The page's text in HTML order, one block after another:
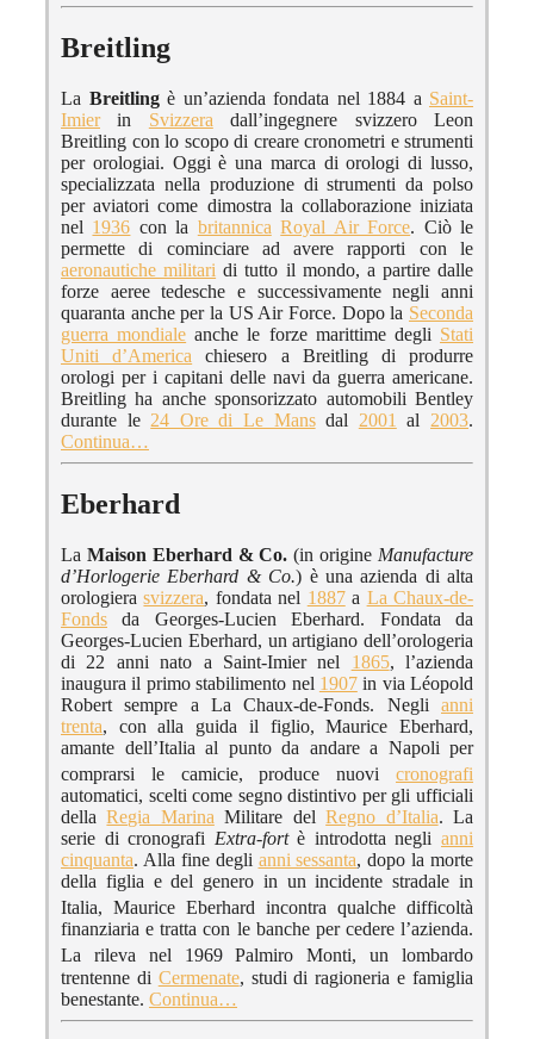
Breitling
La Breitlingè un’azienda fondata nel 1884 a Saint-
Imierin Svizzera dall’ingegnere svizzero Leon
Breitling con lo scopo di creare cronometri e strumenti
per orologiai. Oggi è una marca di orologi di lusso,
specializzata nella produzione di strumenti da polso
per aviatori come dimostra la collaborazione iniziata
nel 1936 con la britannica Royal Air Force. Ciò le
permette di cominciare ad avere rapporti con le
aeronautiche militari di tutto il mondo, a partire dalle
forze aeree tedesche e successivamente negli anni
quaranta anche per la US Air Force. Dopo la Seconda
guerra mondiale anche le forze marittime degli Stati
Uniti d’America chiesero a Breitling di produrre
orologi per i capitani delle navi da guerra americane.
Breitling ha anche sponsorizzato automobili Bentley
durante le 24 Ore di Le Mansdal 2001 al 2003.
Continua…
Eberhard
La Maison Eberhard & Co. (in origine Manufacture
d’Horlogerie Eberhard & Co.) è una azienda di alta
orologierasvizzera, fondata nel 1887a La Chaux-de-
Fonds da Georges-Lucien Eberhard. Fondata da
Georges-Lucien Eberhard, un artigiano dell’orologeria
di 22 anni nato a Saint-Imier nel 1865, l’azienda
inaugura il primo stabilimento nel 1907in via Léopold
Robert sempre a La Chaux-de-Fonds. Negli anni
trenta, con alla guida il figlio, Maurice Eberhard,
amante dell’Italia al punto da andare a Napoli per
comprarsi le camicie, produce nuovicronografi
automatici, scelti come segno distintivo per gli ufficiali
dellaRegia Marina Militare delRegno d’Italia. La
serie di cronografi Extra-fortè introdotta neglianni
cinquanta. Alla fine degli anni sessanta, dopo la morte
della figlia e del genero in un incidente stradale in
Italia, Maurice Eberhard incontra qualche difficoltà
finanziaria e tratta con le banche per cedere l’azienda.
La rileva nel 1969Palmiro Monti, un lombardo
trentenne di Cermenate, studi di ragioneria e famiglia
benestante. Continua…